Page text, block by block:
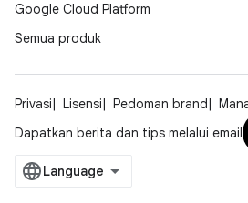
Google Cloud Platform
Semua produk
Privasi Lisensi Pedoman brand
Dapatkan berita dan tips melalui email